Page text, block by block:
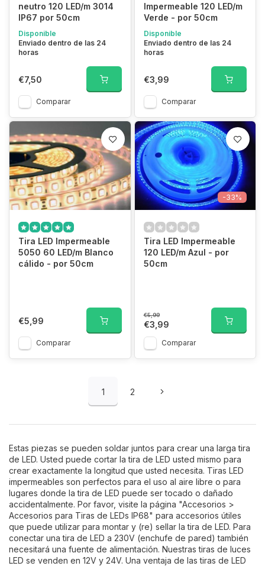
neutro 120 LED/m 3014
IP67 por 50cm
Disponible
Enviado dentro de las 24
horas
€7,50
Comparar
Impermeable 120 LED/m
Verde - por 50cm
Disponible
Enviado dentro de las 24
horas
€3,99
Comparar
Tira LED Impermeable
5050 60 LED/m Blanco
cálido - por 50cm
€5,99
Comparar
-33%
Tira LED Impermeable
120 LED/m Azul - por
50cm
€5,99
€3,99
Comparar
1 2
Estas piezas se pueden soldar juntos para crear una larga tira
de LED. Usted puede cortar la tira de LED usted mismo para
crear exactamente la longitud que usted necesita. Tiras LED
impermeables son perfectos para el uso al aire libre o para
lugares donde la tira de LED puede ser tocado o dañado
accidentalmente. Por favor, visite la página "Accesorios >
Accesorios para Tiras de LEDs IP68" para accesorios útiles
que puede utilizar para montar y (re) sellar la tira de LED. Para
conectar una tira de LED a 230V (enchufe de pared) también
necesitará una fuente de alimentación. Nuestras tiras de luces
LED se venden en 12V y 24V. Una ventaja de las tiras de LED